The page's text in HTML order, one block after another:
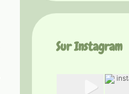
Sur Instagram